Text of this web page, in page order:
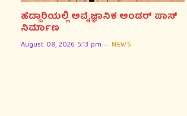
ಹೆದ್ದಾರಿಯಲ್ಲಿ ಅವೈಜ್ಞಾನಿಕ ಅಂಡರ್ ಪಾಸ್
ನಿರ್ಮಾಣ
August 08, 2026 5:13 pm NEWS